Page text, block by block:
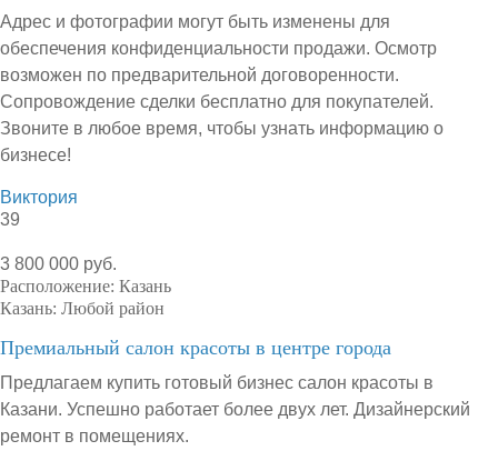
Адрес и фотографии могут быть изменены для
обеспечения конфиденциальности продажи. Осмотр
возможен по предварительной договоренности.
Сопровождение сделки бесплатно для покупателей.
Звоните в любое время, чтобы узнать информацию о
бизнесе!
Виктория
39
3 800 000 руб.
Расположение: Казань
Казань: Любой район
Премиальный салон красоты в центре города
Предлагаем купить готовый бизнес салон красоты в
Казани. Успешно работает более двух лет. Дизайнерский
ремонт в помещениях.